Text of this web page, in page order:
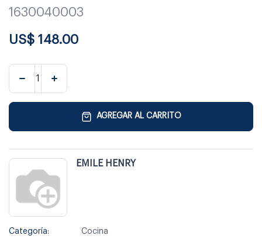
1630040003
US$ 148.00
AGREGAR AL CARRITO
EMILE HENRY
Categoría: Cocina